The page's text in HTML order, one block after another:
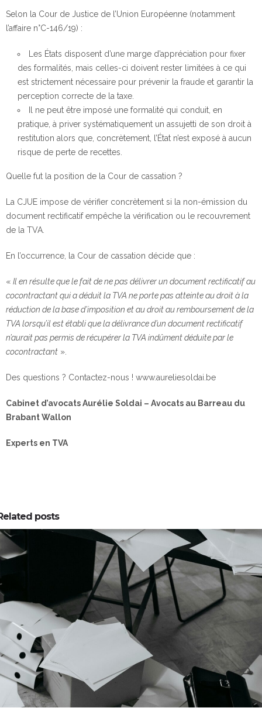
Selon la Cour de Justice de l’Union Européenne (notamment
l’affaire n°C-146/19) :
Les États disposent d’une marge d’appréciation pour fixer
des formalités, mais celles-ci doivent rester limitées à ce qui
est strictement nécessaire pour prévenir la fraude et garantir la
perception correcte de la taxe.
Il ne peut être imposé une formalité qui conduit, en
pratique, à priver systématiquement un assujetti de son droit à
restitution alors que, concrètement, l’État n’est exposé à aucun
risque de perte de recettes.
Quelle fut la position de la Cour de cassation ?
La CJUE impose de vérifier concrètement si la non-émission du
document rectificatif empêche la vérification ou le recouvrement
de la TVA.
En l’occurrence, la Cour de cassation décide que :
« Il en résulte que le fait de ne pas délivrer un document rectificatif au
cocontractant qui a déduit la TVA ne porte pas atteinte au droit à la
réduction de la base d’imposition et au droit au remboursement de la
TVA lorsqu’il est établi que la délivrance d’un document rectificatif
n’aurait pas permis de récupérer la TVA indûment déduite par le
cocontractant ».
Des questions ? Contactez-nous ! www.aureliesoldai.be
Cabinet d’avocats Aurélie Soldai – Avocats au Barreau du
Brabant Wallon
Experts en TVA
posts
0 0